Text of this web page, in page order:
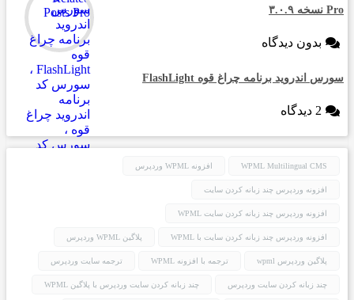
Pro نسخه ۳.۰.۹
بدون دیدگاه
سورس اندروید برنامه چراغ قوه FlashLight
2 دیدگاه
WPML Multilingual CMS افزونه WPML وردپرس
افزونه وردپرس چند زبانه کردن سایت
افزونه وردپرس چند زبانه کردن سایت WPML
افزونه وردپرس چند زبانه کردن سایت با WPML پلاگین WPML وردپرس
پلاگین وردپرس wpml ترجمه با افزونه WPML ترجمه سایت وردپرس
چند زبانه کردن سایت وردپرس چند زبانه کردن سایت وردپرس با پلاگین WPML